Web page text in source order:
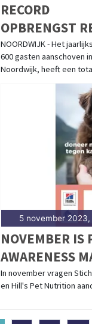
RECORD
OPBRENGST
NOORDWIJK - Het
600 gasten aanschoven
Noordwijk, heeft een
5 november 2023,
NOVEMBER IS
AWARENESS
In november vragen
en Hill's Pet Nutrition